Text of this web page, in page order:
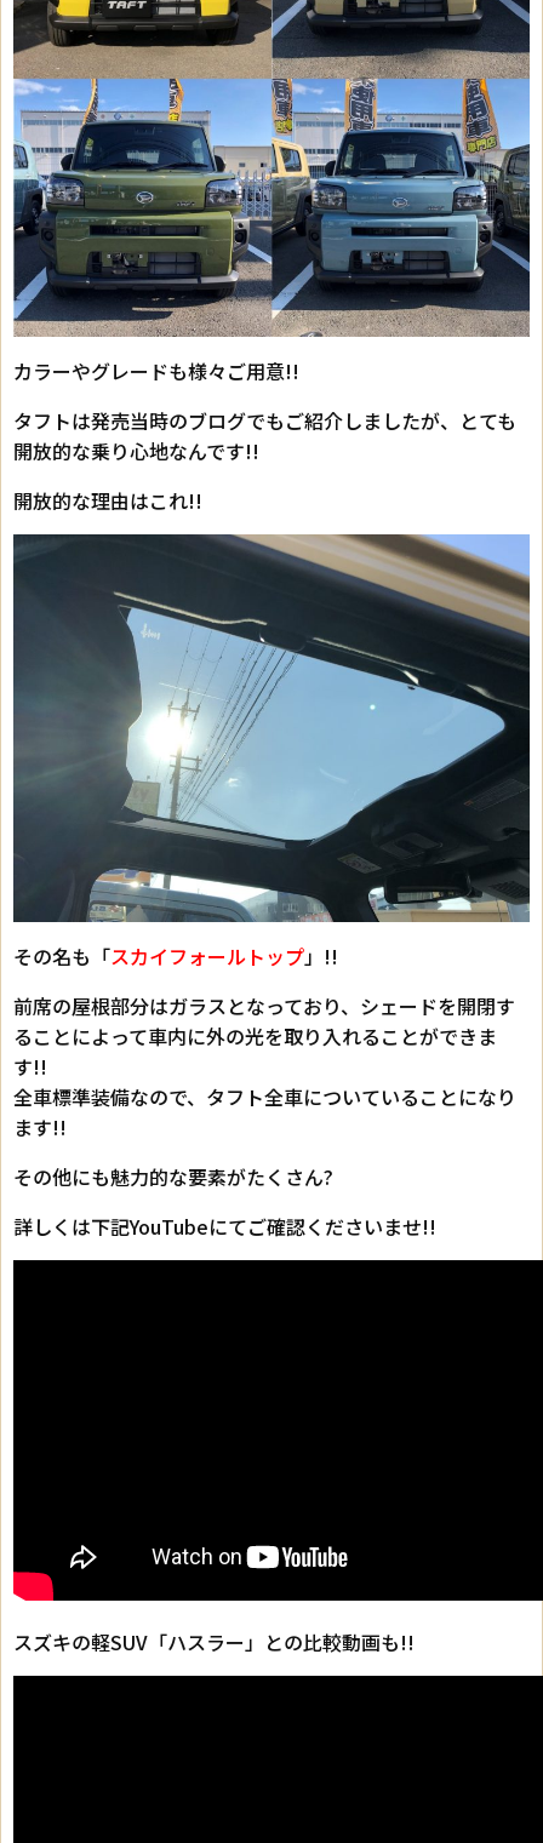
カラーやグレードも様々ご用意!!
タフトは発売当時のブログでもご紹介しましたが、とても
開放的な乗り心地なんです!!
開放的な理由はこれ!!
その名も「スカイフォールトップ」!!
前席の屋根部分はガラスとなっており、シェードを開閉す
ることによって車内に外の光を取り入れることができま
す!!
全車標準装備なので、タフト全車についていることになり
ます!!
その他にも魅力的な要素がたくさん?
詳しくは下記YouTubeにてご確認くださいませ!!
スズキの軽SUV「ハスラー」との比較動画も!!